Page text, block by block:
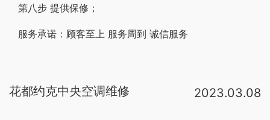
第八步 提供保修；
服务承诺：顾客至上 服务周到 诚信服务
花都约克中央空调维修 2023.03.08